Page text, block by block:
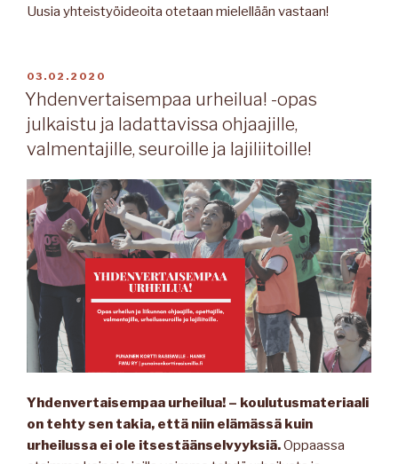
Uusia yhteistyöideoita otetaan mielellään vastaan!
JULKAISTU
03.02.2020
Yhdenvertaisempaa urheilua! -opas
julkaistu ja ladattavissa ohjaajille,
valmentajille, seuroille ja lajiliitoille!
Yhdenvertaisempaa urheilua! – koulutusmateriaali
on tehty sen takia, että niin elämässä kuin
urheilussa ei ole itsestäänselvyyksiä.Oppaassa